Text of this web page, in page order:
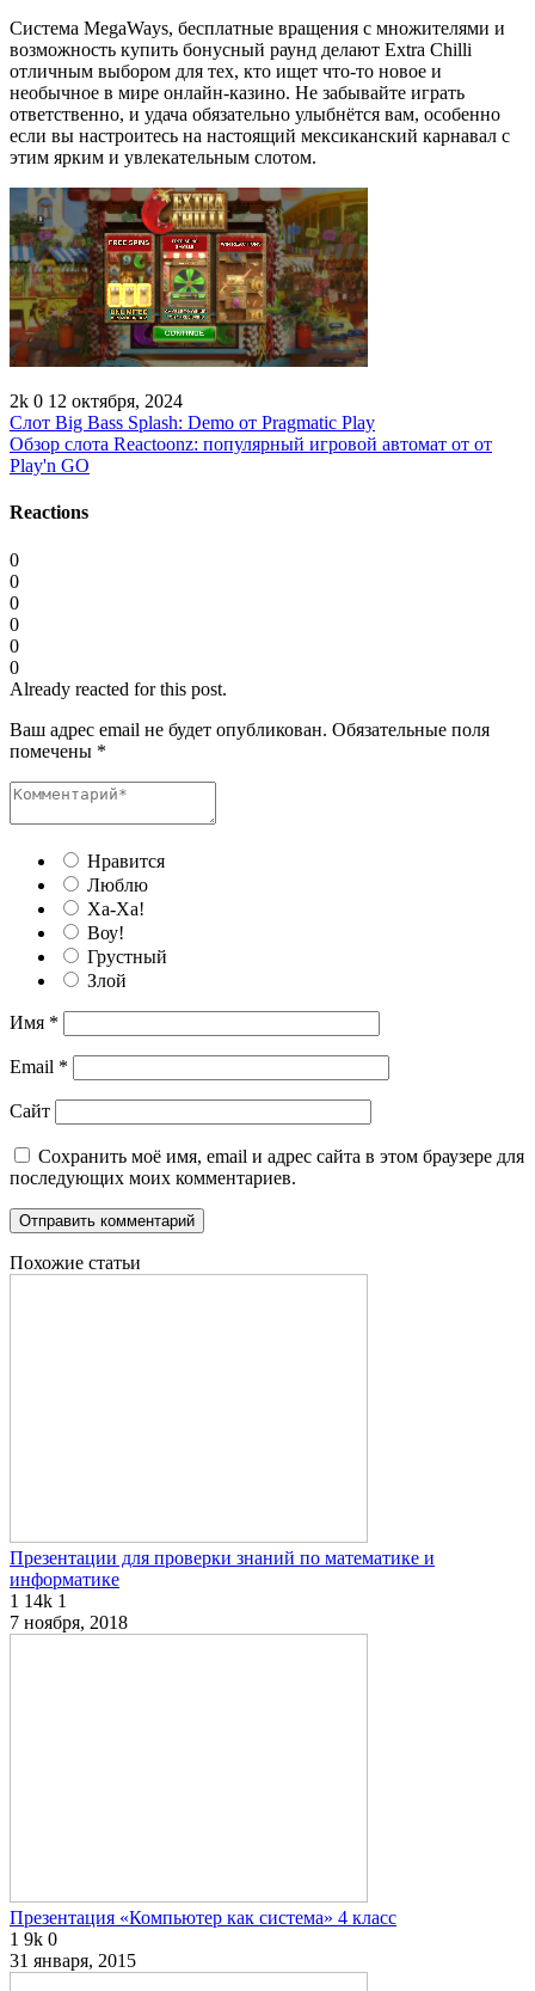
Система MegaWays, бесплатные вращения с множителями и
возможность купить бонусный раунд делают Extra Chilli
отличным выбором для тех, кто ищет что-то новое и
необычное в мире онлайн-казино. Не забывайте играть
ответственно, и удача обязательно улыбнётся вам, особенно
если вы настроитесь на настоящий мексиканский карнавал с
этим ярким и увлекательным слотом.
2k 0 12 октября, 2024
Слот Big Bass Splash: Demo от Pragmatic Play
Обзор слота Reactoonz: популярный игровой автомат от от
Play'n GO
Reactions
0
0
0
0
0
0
Already reacted for this post.
Ваш адрес email не будет опубликован. Обязательные поля
помечены *
Нравится
Люблю
Ха-Ха!
Воу!
Грустный
Злой
Имя *
Email *
Сайт
Сохранить моё имя, email и адрес сайта в этом браузере для
последующих моих комментариев.
Похожие статьи
Презентации для проверки знаний по математике и
информатике
1 14k 1
7 ноября, 2018
Презентация «Компьютер как система» 4 класс
1 9k 0
31 января, 2015